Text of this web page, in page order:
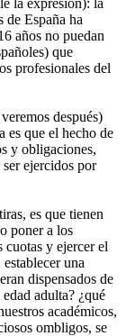
de España ha
años no puedan
que
profesionales del
después)
es que el hecho de
y obligaciones,
ejercidos por
es que tienen
poner a los
cuotas y ejercer el
una
dispensados de
adulta? ¿qué
académicos,
ombligos, se